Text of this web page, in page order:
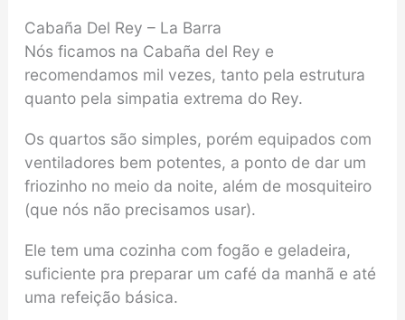
Cabaña Del Rey – La Barra
Nós ficamos na Cabaña del Rey e
recomendamos mil vezes, tanto pela estrutura
quanto pela simpatia extrema do Rey.
Os quartos são simples, porém equipados com
ventiladores bem potentes, a ponto de dar um
friozinho no meio da noite, além de mosquiteiro
(que nós não precisamos usar).
Ele tem uma cozinha com fogão e geladeira,
suficiente pra preparar um café da manhã e até
uma refeição básica.